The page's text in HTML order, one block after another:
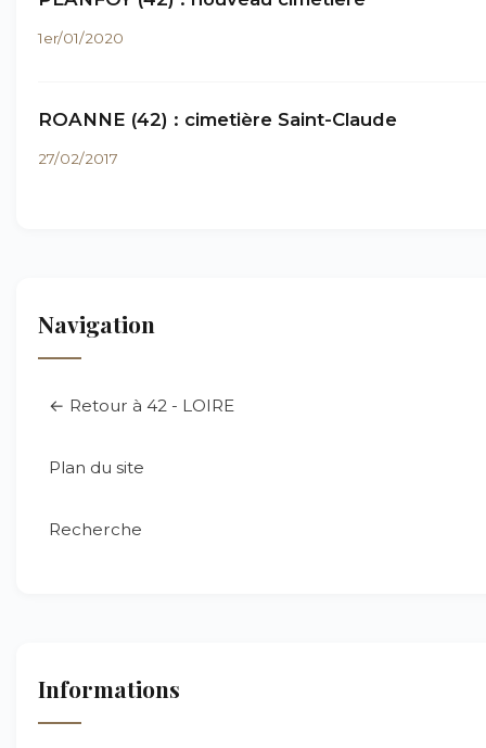
1er/01/2020
ROANNE (42) : cimetière Saint-Claude
27/02/2017
Navigation
← Retour à 42 - LOIRE
Plan du site
Recherche
Informations